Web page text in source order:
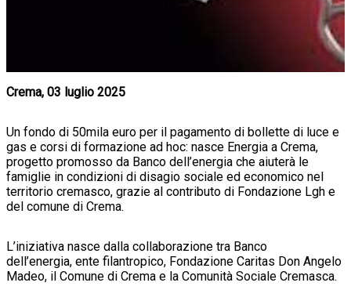
Crema, 03 luglio 2025
Un fondo di 50mila euro per il pagamento di bollette di luce e
gas e corsi di formazione ad hoc: nasce Energia a Crema,
progetto promosso da Banco dell’energia che aiuterà le
famiglie in condizioni di disagio sociale ed economico nel
territorio cremasco, grazie al contributo di Fondazione Lgh e
del comune di Crema.
L’iniziativa nasce dalla collaborazione tra Banco
dell’energia, ente filantropico, Fondazione Caritas Don Angelo
Madeo, il Comune di Crema e la Comunità Sociale Cremasca.